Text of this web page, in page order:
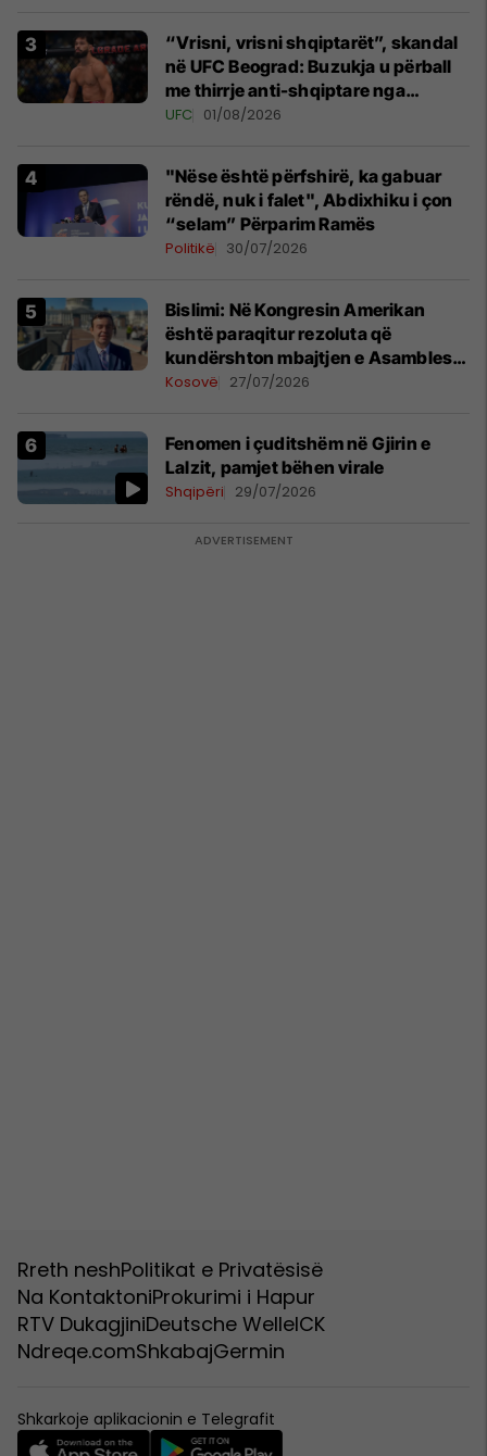
“Vrisni, vrisni shqiptarët”, skandal
në UFC Beograd: Buzukja u përball
me thirrje anti-shqiptare nga
tribunat
UFC 01/08/2026
"Nëse është përfshirë, ka gabuar
rëndë, nuk i falet", Abdixhiku i çon
“selam” Përparim Ramës
Politikë 30/07/2026
Bislimi: Në Kongresin Amerikan
është paraqitur rezoluta që
kundërshton mbajtjen e Asamblesë
Parlamentare të OSBE-së në
Kosovë 27/07/2026
Fenomen i çuditshëm në Gjirin e
Lalzit, pamjet bëhen virale
Shqipëri 29/07/2026
Rreth neshPolitikat e Privatësisë
Na KontaktoniProkurimi i Hapur
RTV DukagjiniDeutsche WelleICK
Ndreqe.comShkabajGermin
Shkarkoje aplikacionin e Telegrafit